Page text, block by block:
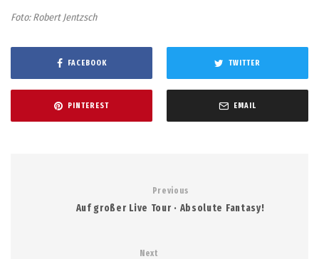
Foto: Robert Jentzsch
FACEBOOK TWITTER
PINTEREST EMAIL
Previous
Auf großer Live Tour · Absolute Fantasy!
Next